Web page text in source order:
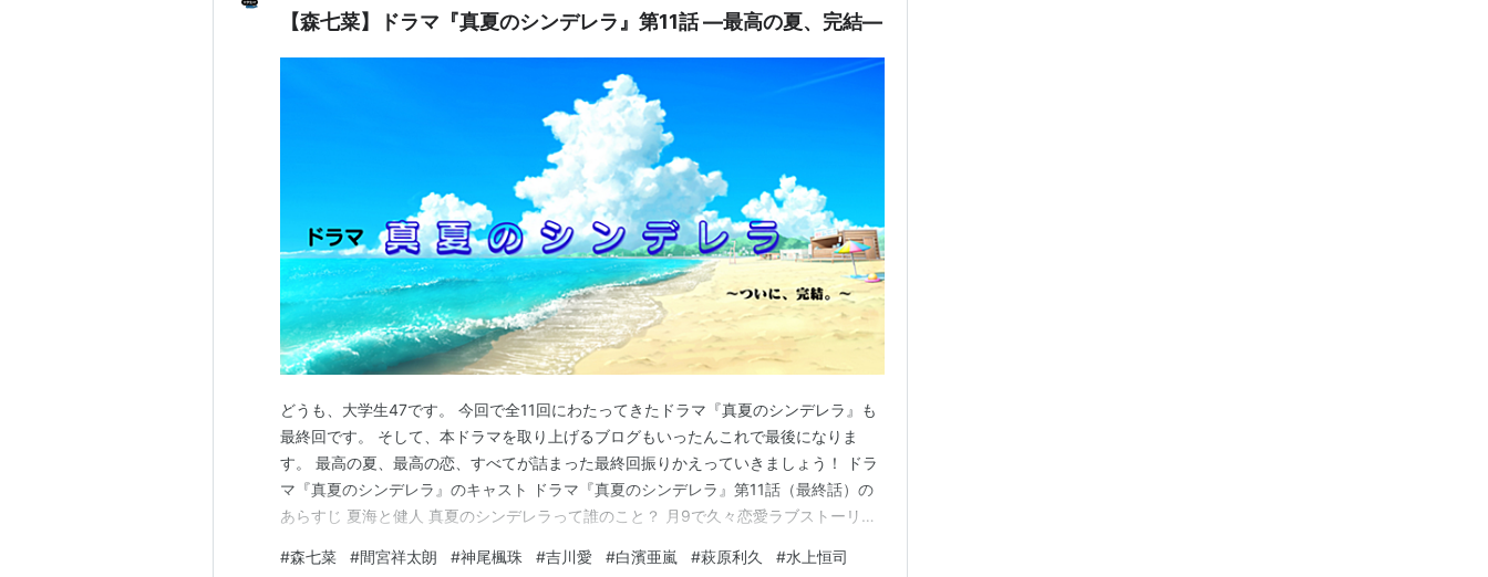
【森七菜】ドラマ『真夏のシンデレラ』第11話 ―最高の夏、完結―
どうも、大学生47です。 今回で全11回にわたってきたドラマ『真夏のシンデレラ』も
最終回です。 そして、本ドラマを取り上げるブログもいったんこれで最後になりま
す。 最高の夏、最高の恋、すべてが詰まった最終回振りかえっていきましょう！ ドラ
マ『真夏のシンデレラ』のキャスト ドラマ『真夏のシンデレラ』第11話（最終話）の
あらすじ 夏海と健人 真夏のシンデレラって誰のこと？ 月9で久々恋愛ラブストーリー
祥太朗 牧野匠･･･神尾楓珠 滝川愛梨･･･吉川愛 山内守･･･白濱亜嵐 佐々木修･･･萩原利
#森七菜 #間宮祥太朗 #神尾楓珠 #吉川愛 #白濱亜嵐 #萩原利久 #水上恒司